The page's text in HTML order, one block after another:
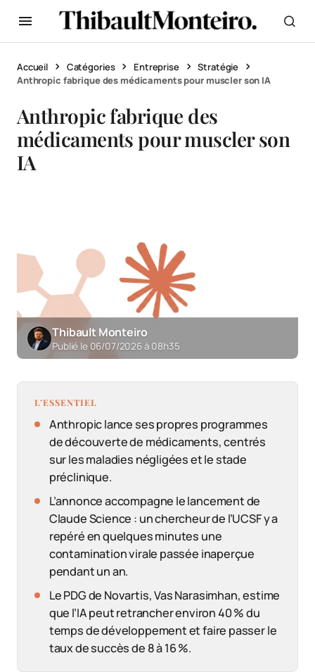
Accueil Catégories Entreprise
Stratégie
Anthropic fabrique des médicaments pour muscler son IA
Anthropic fabrique des
médicaments pour muscler son
IA
Thibault Monteiro
Publié le 06/07/2026 à 08h35
L’ESSENTIEL
Anthropic lance ses propres programmes
de découverte de médicaments, centrés
sur les maladies négligées et le stade
préclinique.
L’annonce accompagne le lancement de
Claude Science : un chercheur de l’UCSF y a
repéré en quelques minutes une
contamination virale passée inaperçue
pendant un an.
Le PDG de Novartis, Vas Narasimhan, estime
que l’IA peut retrancher environ 40 % du
temps de développement et faire passer le
taux de succès de 8 à 16 %.